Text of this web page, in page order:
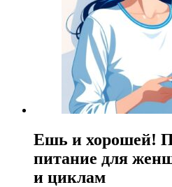
Ешь и хорошей!
питание для
и циклам